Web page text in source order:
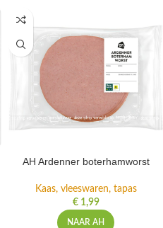
AH Ardenner boterhamworst
Kaas, vleeswaren, tapas
€1,99
NAAR AH